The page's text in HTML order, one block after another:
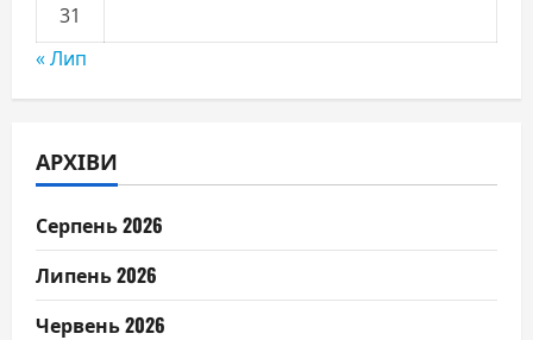
31
« Лип
АРХІВИ
Серпень 2026
Липень 2026
Червень 2026